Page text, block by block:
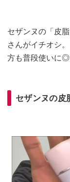
セザンヌの「皮
さんがイチオシ
方も普段使いに◎
セザンヌの皮